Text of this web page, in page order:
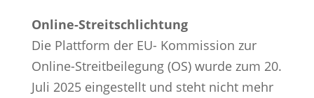
Online-Streitschlichtung
Die Plattform der EU- Kommission zur
Online-Streitbeilegung (OS) wurde zum 20.
Juli 2025 eingestellt und steht nicht mehr